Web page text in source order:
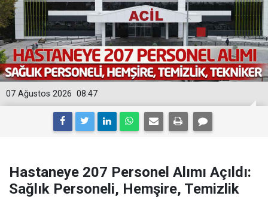
08:47
07 Ağustos 2026
Hastaneye 207 Personel Alımı Açıldı:
Sağlık Personeli, Hemşire, Temizlik